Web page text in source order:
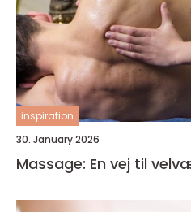
inspiration
30. January 2026
Massage: En vej til